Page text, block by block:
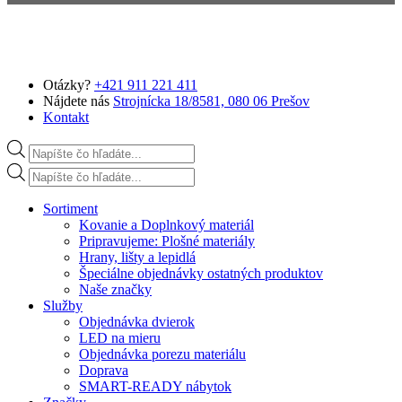
Otázky? +421 911 221 411
Nájdete nás Strojnícka 18/8581, 080 06 Prešov
Kontakt
Products search
Products search
Sortiment
Kovanie a Doplnkový materiál
Pripravujeme: Plošné materiály
Hrany, lišty a lepidlá
Špeciálne objednávky ostatných produktov
Naše značky
Služby
Objednávka dvierok
LED na mieru
Objednávka porezu materiálu
Doprava
SMART-READY nábytok